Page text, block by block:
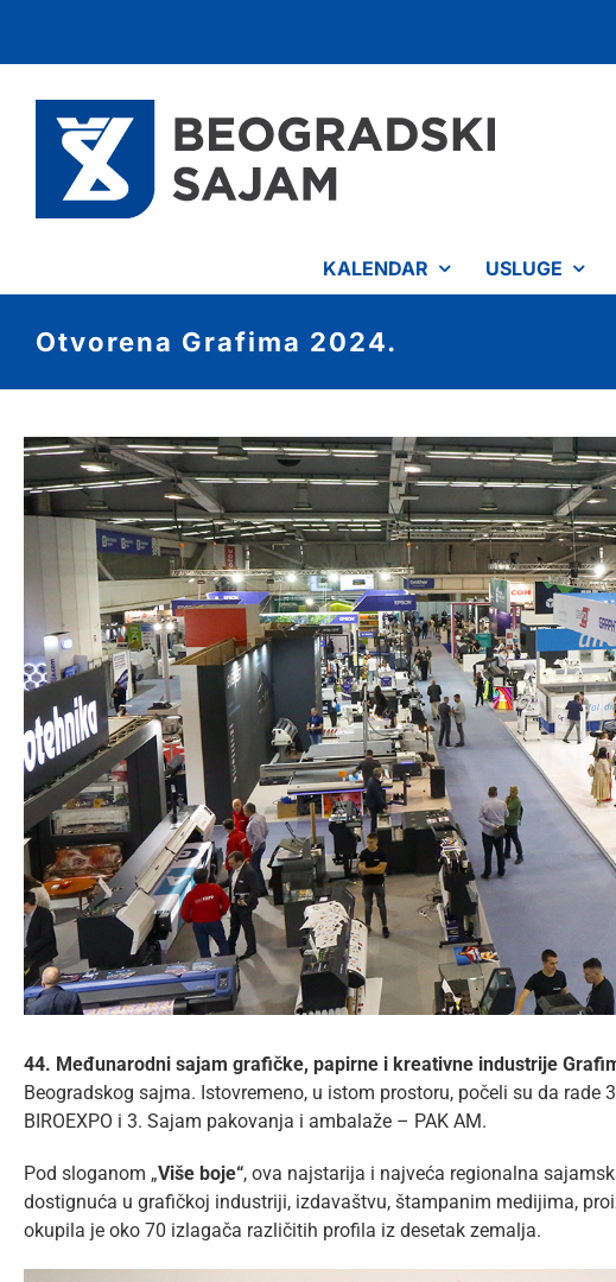
content
KALENDAR USLUGE
Otvorena Grafima 2024.
View
Larger
Image
44. Međunarodni sajam grafičke, papirne i kreativne industrije
Beogradskog sajma. Istovremeno, u istom prostoru, počeli su da
BIROEXPO i 3. Sajam pakovanja i ambalaže – PAK AM.
Pod sloganom „Više boje“, ova najstarija i najveća regionalna
dostignuća u grafičkoj industriji, izdavaštvu, štampanim medijima,
okupila je oko 70 izlagača različitih profila iz desetak zemalja.